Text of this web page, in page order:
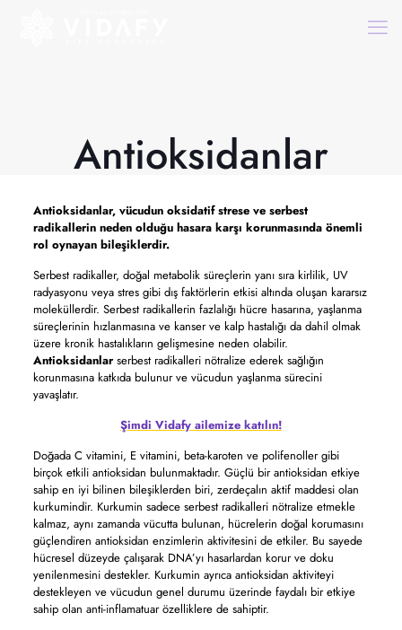
Antioksidanlar
Antioksidanlar,vücudun oksidatif strese ve serbest
radikallerin neden olduğu hasara karşı korunmasında önemli
rol oynayan bileşiklerdir.
Serbest radikaller, doğal metabolik süreçlerin yanı sıra kirlilik, UV
radyasyonu veya stres gibi dış faktörlerin etkisi altında oluşan kararsız
moleküllerdir. Serbest radikallerin fazlalığı hücre hasarına, yaşlanma
süreçlerinin hızlanmasına ve kanser ve kalp hastalığı da dahil olmak
üzere kronik hastalıkların gelişmesine neden olabilir.
Antioksidanlarserbest radikalleri nötralize ederek sağlığın
korunmasına katkıda bulunur ve vücudun yaşlanma sürecini
yavaşlatır.
Şimdi Vidafy ailemize katılın!
Doğada C vitamini, E vitamini, beta-karoten ve polifenoller gibi
birçok etkili antioksidan bulunmaktadır. Güçlü bir antioksidan etkiye
sahip en iyi bilinen bileşiklerden biri, zerdeçalın aktif maddesi olan
kurkumindir. Kurkumin sadece serbest radikalleri nötralize etmekle
kalmaz, aynı zamanda vücutta bulunan, hücrelerin doğal korumasını
güçlendiren antioksidan enzimlerin aktivitesini de etkiler. Bu sayede
hücresel düzeyde çalışarak DNA’yı hasarlardan korur ve doku
yenilenmesini destekler. Kurkumin ayrıca antioksidan aktiviteyi
destekleyen ve vücudun genel durumu üzerinde faydalı bir etkiye
sahip olan anti-inflamatuar özelliklere de sahiptir.